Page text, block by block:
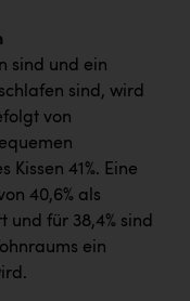
sind und ein
sind, wird
von
41%. Eine
40,6% als
für 38,4% sind
ein